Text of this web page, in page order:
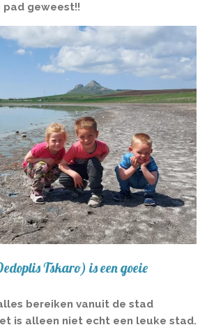
pad geweest!!
Tskaro) is een goeie
bereiken vanuit de stad
is alleen niet echt een leuke stad.